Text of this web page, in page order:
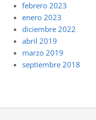
febrero 2023
enero 2023
diciembre 2022
abril 2019
marzo 2019
septiembre 2018